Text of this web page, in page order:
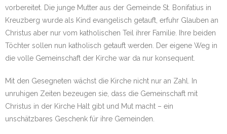
vorbereitet. Die junge Mutter aus der Gemeinde St. Bonifatius in
Kreuzberg wurde als Kind evangelisch getauft, erfuhr Glauben an
Christus aber nur vom katholischen Teil ihrer Familie. Ihre beiden
Töchter sollen nun katholisch getauft werden. Der eigene Weg in
die volle Gemeinschaft der Kirche war da nur konsequent.
Mit den Gesegneten wächst die Kirche nicht nur an Zahl. In
unruhigen Zeiten bezeugen sie, dass die Gemeinschaft mit
Christus in der Kirche Halt gibt und Mut macht – ein
unschätzbares Geschenk für ihre Gemeinden.